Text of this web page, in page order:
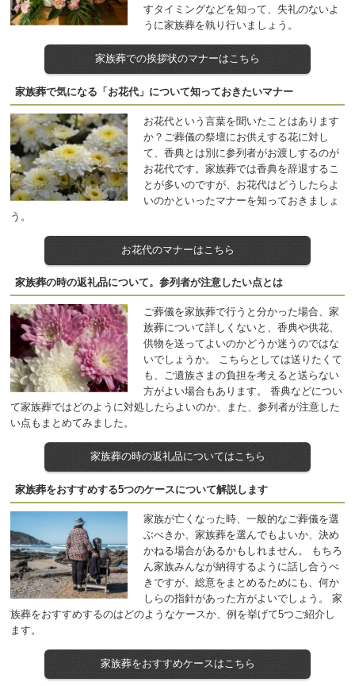
すタイミングなどを知って、失礼のないよ
うに家族葬を執り行いましょう。
家族葬での挨拶状のマナーはこちら
家族葬で気になる「お花代」について知っておきたいマナー
お花代という言葉を聞いたことはあります
か？ご葬儀の祭壇にお供えする花に対し
て、香典とは別に参列者がお渡しするのが
お花代です。家族葬では香典を辞退するこ
とが多いのですが、お花代はどうしたらよ
いのかといったマナーを知っておきましょ
う。
お花代のマナーはこちら
家族葬の時の返礼品について。参列者が注意したい点とは
ご葬儀を家族葬で行うと分かった場合、家
族葬について詳しくないと、香典や供花、
供物を送ってよいのかどうか迷うのではな
いでしょうか。 こちらとしては送りたくて
も、ご遺族さまの負担を考えると送らない
方がよい場合もあります。 香典などについ
て家族葬ではどのように対処したらよいのか、また、参列者が注意した
い点もまとめてみました。
家族葬の時の返礼品についてはこちら
家族葬をおすすめする5つのケースについて解説します
家族が亡くなった時、一般的なご葬儀を選
ぶべきか、家族葬を選んでもよいか、決め
かねる場合があるかもしれません。 もちろ
ん家族みんなが納得するように話し合うべ
きですが、総意をまとめるためにも、何か
しらの指針があった方がよいでしょう。 家
族葬をおすすめするのはどのようなケースか、例を挙げて5つご紹介し
ます。
家族葬をおすすめケースはこちら